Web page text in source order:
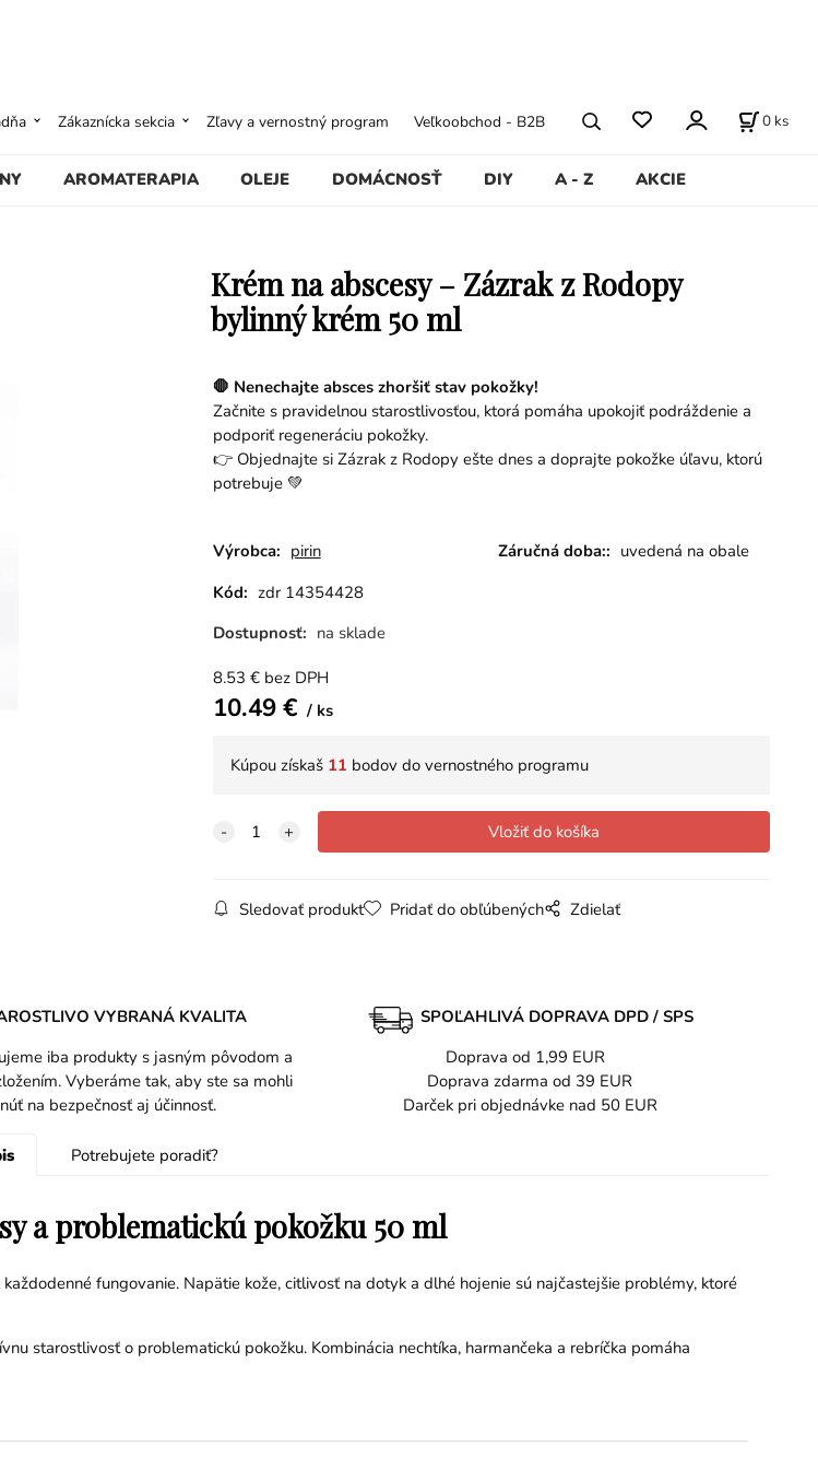
AROMATERAPIA OLEJE DOMÁCNOSŤ DIY A - Z AKCIE
Zákaznícka sekcia Zľavy a vernostný program Veľkoobchod - B2B 0 ks
Krém na abscesy – Zázrak z Rodopy
bylinný krém 50 ml
🛑 Nenechajte absces zhoršiť stav pokožky!
Začnite s pravidelnou starostlivosťou, ktorá pomáha upokojiť podráždenie a
podporiť regeneráciu pokožky.
👉 Objednajte si Zázrak z Rodopy ešte dnes a doprajte pokožke úľavu, ktorú
potrebuje 💚
Výrobca: pirin Záručná doba:: uvedená na obale
Kód: zdr 14354428
Dostupnosť: na sklade
8.53 € bez DPH
10.49€ ks
Kúpou získaš 11 bodov do vernostného programu
Sledovať produkt Pridať do obľúbených Zdielať
VYBRANÁ KVALITA
iba produkty s jasným pôvodom a
Vyberáme tak, aby ste sa mohli
na bezpečnosť aj účinnosť.
SPOĽAHLIVÁ DOPRAVA DPD / SPS
Doprava od 1,99 EUR
Doprava zdarma od 39 EUR
Darček pri objednávke nad 50 EUR
Potrebujete poradiť?
a problematickú pokožku 50 ml
fungovanie. Napätie kože, citlivosť na dotyk a dlhé hojenie sú najčastejšie problémy, ktoré
starostlivosť o problematickú pokožku. Kombinácia nechtíka, harmančeka a rebríčka pomáha